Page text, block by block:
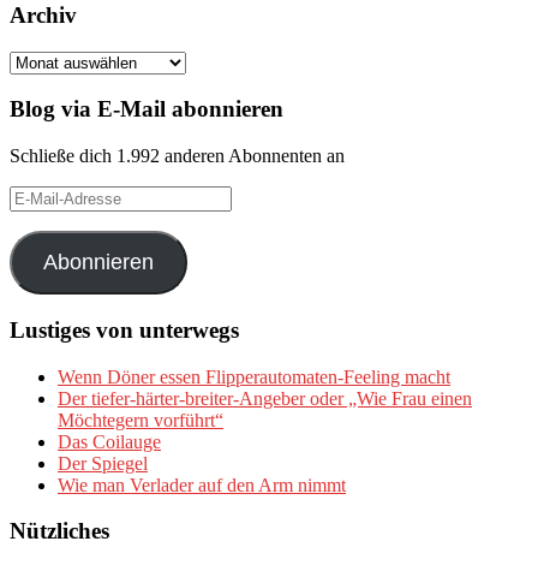
Archiv
Archiv
Blog via E-Mail abonnieren
Schließe dich 1.992 anderen Abonnenten an
E-
Mail-
Adresse
Abonnieren
Lustiges von unterwegs
Wenn Döner essen Flipperautomaten-Feeling macht
Der tiefer-härter-breiter-Angeber oder „Wie Frau einen
Möchtegern vorführt“
Das Coilauge
Der Spiegel
Wie man Verlader auf den Arm nimmt
Nützliches